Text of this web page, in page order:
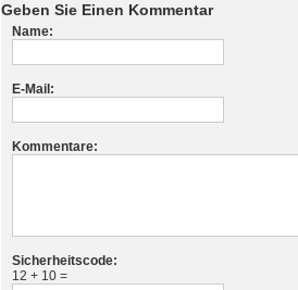
Geben Sie Einen Kommentar
Name:
E-Mail:
Kommentare:
Sicherheitscode:
12 + 10 =